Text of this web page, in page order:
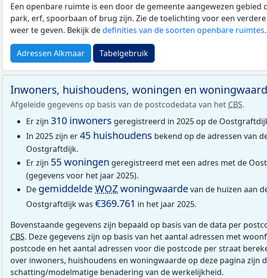
Een openbare ruimte is een door de gemeente aangewezen
park, erf, spoorbaan of brug zijn. Zie de toelichting voor een
weer te geven. Bekijk dedefinities van de soorten openbare ruimtes.
Adressen Alkmaar Tabelgebruik
Inwoners, huishoudens, woningen en
Afgeleide gegevens op basis van de postcodedata van het CBS.
Er zijn 310 inwoners geregistreerd in 2025 op de
In 2025 zijn er45 huishoudens bekend op de adressen van
Oostgraftdijk.
Er zijn 55 woningen geregistreerd met een adres met de
(gegevens voor het jaar 2025).
De gemiddeldeWOZwoningwaardevan de huizen aan
Oostgraftdijk was €369.761 in het jaar 2025.
Bovenstaande gegevens zijn bepaald op basis van de data per
CBS. Deze gegevens zijn op basis van het aantal adressen met
postcode en het aantal adressen voor die postcode per straat
over inwoners, huishoudens en woningwaarde op deze pagina zijn
schatting/modelmatige benadering van de werkelijkheid.